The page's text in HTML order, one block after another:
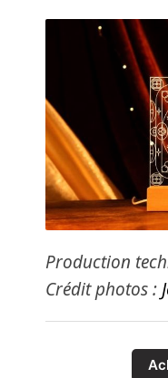
Production
Crédit photos :